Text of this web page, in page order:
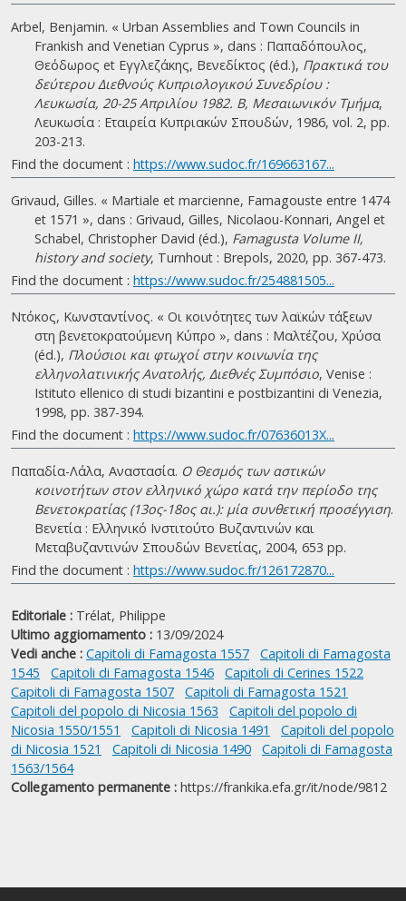
Arbel, Benjamin. « Urban Assemblies and Town Councils in
Frankish and Venetian Cyprus », dans : Παπαδόπουλος,
Θεόδωρος et Εγγλεζάκης, Βενεδίκτος (éd.), Πρακτικά του
δεύτερου Διεθνούς Κυπριολογικού Συνεδρίου :
Λευκωσία, 20-25 Απριλίου 1982. B, Μεσαιωνικόν Τμήμα,
Λευκωσία : Εταιρεία Κυπριακών Σπουδών, 1986, vol. 2, pp.
203-213.
Find the document : https://www.sudoc.fr/169663167...
Grivaud, Gilles. « Martiale et marcienne, Famagouste entre 1474
et 1571 », dans : Grivaud, Gilles, Nicolaou-Konnari, Angel et
Schabel, Christopher David (éd.), Famagusta Volume II,
history and society, Turnhout : Brepols, 2020, pp. 367-473.
Find the document : https://www.sudoc.fr/254881505...
Ντόκος, Κωνσταντίνος. « Οι κοινότητες των λαϊκών τάξεων
στη βενετοκρατούμενη Κύπρο », dans : Μαλτέζου, Χρύσα
(éd.), Πλούσιοι και φτωχοί στην κοινωνία της
ελληνολατινικής Ανατολής, Διεθνές Συμπόσιο, Venise :
Istituto ellenico di studi bizantini e postbizantini di Venezia,
1998, pp. 387-394.
Find the document : https://www.sudoc.fr/07636013X...
Παπαδία-Λάλα, Αναστασία. Ο Θεσμός των αστικών
κοινοτήτων στον ελληνικό χώρο κατά την περίοδο της
Βενετοκρατίας (13ος-18ος αι.): μία συνθετική προσέγγιση.
Βενετία : Ελληνικό Ινστιτούτο Βυζαντινών και
Μεταβυζαντινών Σπουδών Βενετίας, 2004, 653 pp.
Find the document : https://www.sudoc.fr/126172870...
Editoriale : Trélat, Philippe
Ultimo aggiornamento : 13/09/2024
Vedi anche : Capitoli di Famagosta 1557
Capitoli di Famagosta
1545
Capitoli di Famagosta 1546
Capitoli di Cerines 1522
Capitoli di Famagosta 1507
Capitoli di Famagosta 1521
Capitoli del popolo di Nicosia 1563
Capitoli del popolo di
Nicosia 1550/1551
Capitoli di Nicosia 1491
Capitoli del popolo
di Nicosia 1521
Capitoli di Nicosia 1490
Capitoli di Famagosta
1563/1564
Collegamento permanente : https://frankika.efa.gr/it/node/9812